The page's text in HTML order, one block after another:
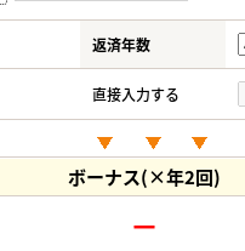
返済年数
直接入力する
ボーナス(×年2回)
－